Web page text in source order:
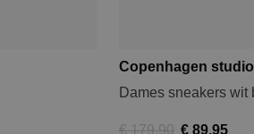
Copenhagen
Dames sneakers wit
€ 179,90 € 89,95